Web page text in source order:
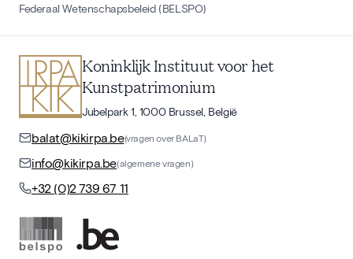
Federaal Wetenschapsbeleid (BELSPO)
Koninklijk Instituut voor het
Kunstpatrimonium
Jubelpark 1, 1000 Brussel, België
balat@kikirpa.be(vragen over BALaT)
info@kikirpa.be(algemene vragen)
+32 (0)2 739 67 11